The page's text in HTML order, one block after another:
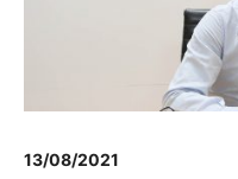
13/08/2021